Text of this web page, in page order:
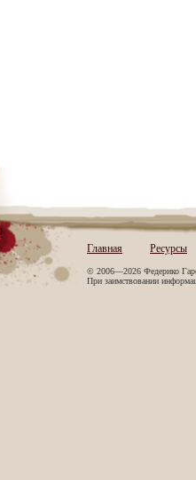
Главная Ресурсы
© 2006—2026 Федерико
При заимствовании